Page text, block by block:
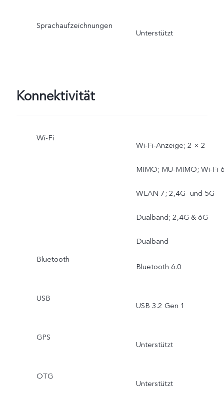
Sprachaufzeichnungen
Unterstützt
Konnektivität
Wi-Fi
Wi-Fi-Anzeige; 2 × 2
MIMO; MU-MIMO; Wi-Fi
WLAN 7; 2,4G- und 5G-
Dualband; 2,4G & 6G
Dualband
Bluetooth
Bluetooth 6.0
USB
USB 3.2 Gen 1
GPS
Unterstützt
OTG
Unterstützt